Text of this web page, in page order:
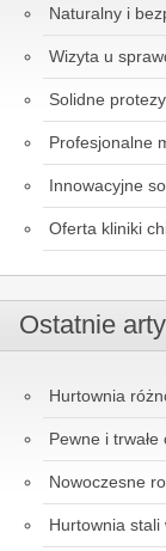
Naturalny i
Wizyta u
Solidne
Profesjonalne
Innowacyjne
Oferta kliniki
Ostatnie
Hurtownia
Pewne i
Nowoczesne
Hurtownia stali